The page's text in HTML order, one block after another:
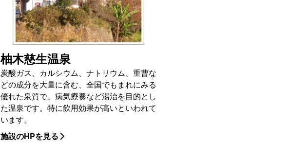
柚木慈生温泉
炭酸ガス、カルシウム、ナトリウム、重曹な
どの成分を大量に含む、全国でもまれにみる
優れた泉質で、病気療養など湯治を目的とし
た温泉です。特に飲用効果が高いといわれて
います。
施設のHPを見る